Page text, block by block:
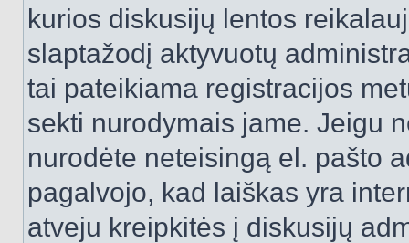
kurios diskusijų lentos
slaptažodį aktyvuotų
tai pateikiama registracijos
sekti nurodymais jame. Jeigu
nurodėte neteisingą el. pašto
pagalvojo, kad laiškas yra
atveju kreipkitės į diskusijų